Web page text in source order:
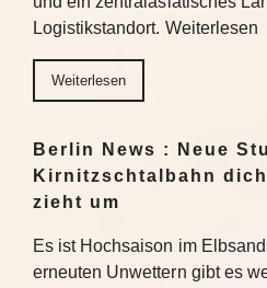
Logistikstandort. Weiterlesen
Weiterlesen
Berlin News : Neue
Kirnitzschtalbahn
zieht um
Es ist Hochsaison im
erneuten Unwettern gibt es